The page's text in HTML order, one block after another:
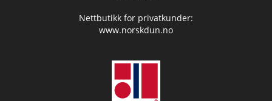
Nettbutikk for privatkunder:
www.norskdun.no